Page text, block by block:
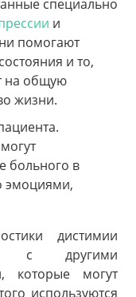
специально
и
помогают
и то,
на общую
жизни.
больного в
эмоциями,
дистимии
с другими
которые могут
используются